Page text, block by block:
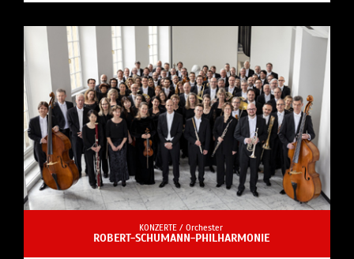
KONZERTE / Orchester
ROBERT-SCHUMANN-PHILHARMONIE